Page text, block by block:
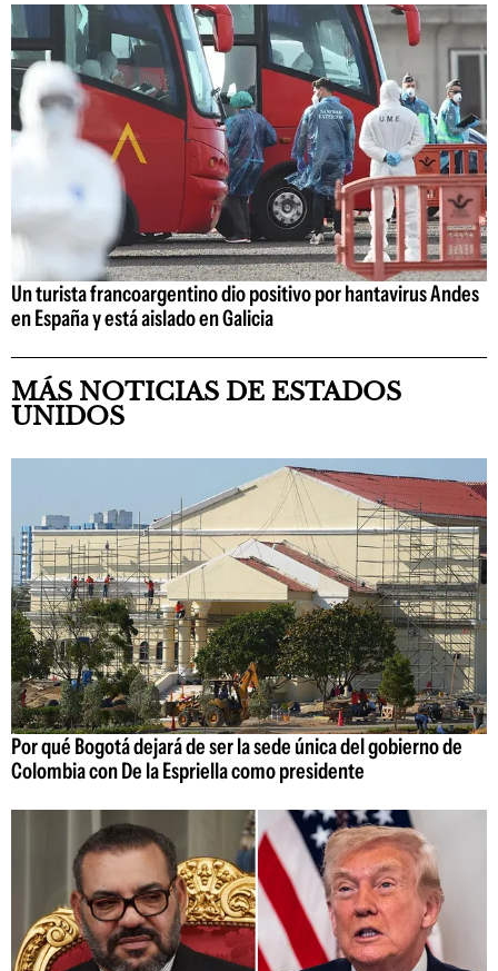
Un turista francoargentino dio positivo por hantavirus Andes
en España y está aislado en Galicia
MÁS NOTICIAS DE ESTADOS
UNIDOS
Por qué Bogotá dejará de ser la sede única del gobierno de
Colombia con De la Espriella como presidente